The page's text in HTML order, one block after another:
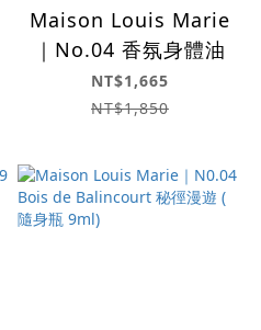
Maison Louis Marie
｜No.04 香氛身體油
NT$1,665
NT$1,850